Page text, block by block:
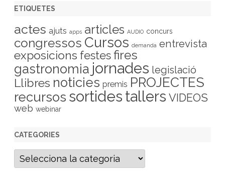
ETIQUETES
actes ajuts apps articles AUDIO concurs
congressos Cursos demanda entrevista
exposicions festesfires
gastronomia jornades legislació
Llibres noticies premis PROJECTES
recursos sortides tallers VIDEOS
web webinar
CATEGORIES
C
t